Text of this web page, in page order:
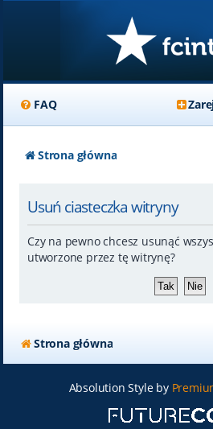
FAQ
Strona główna
Usuń ciasteczka witryny
Czy na pewno chcesz usunąć
utworzone przez tę witrynę?
Strona główna
Absolution Style by